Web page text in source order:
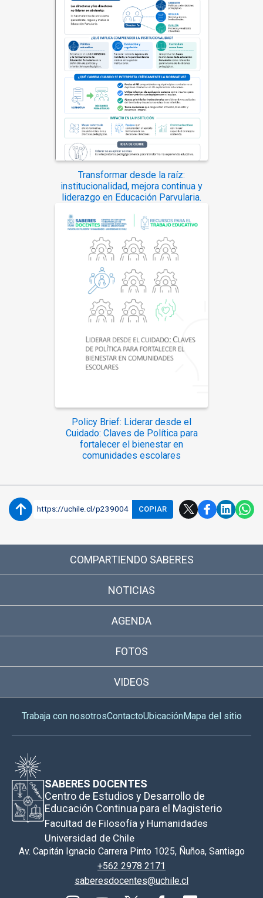
Transformar desde la raíz:
institucionalidad, mejora continua y
liderazgo en Educación Parvularia.
Policy Brief: Liderar desde el
Cuidado: Claves de Política para
fortalecer el bienestar en
comunidades escolares
https://uchile.cl/p239004 COPIAR
COMPARTIENDO SABERES
NOTICIAS
AGENDA
FOTOS
VIDEOS
Trabaja con nosotrosContactoUbicaciónMapa del sitio
SABERES DOCENTES
Centro de Estudios y Desarrollo de
Educación Continua para el Magisterio
Facultad de Filosofía y Humanidades
Universidad de Chile
Av. Capitán Ignacio Carrera Pinto 1025, Ñuñoa, Santiago
+562 2978 2171
saberesdocentes@uchile.cl